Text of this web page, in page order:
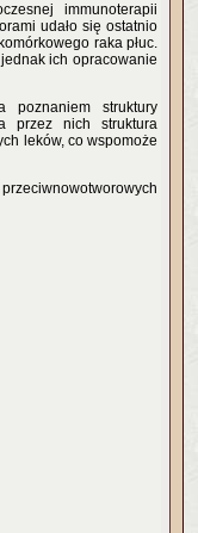
immunoterapii
udało się ostatnio
raka płuc.
ich opracowanie
poznaniem struktury
przez nich struktura
leków, co wspomoże